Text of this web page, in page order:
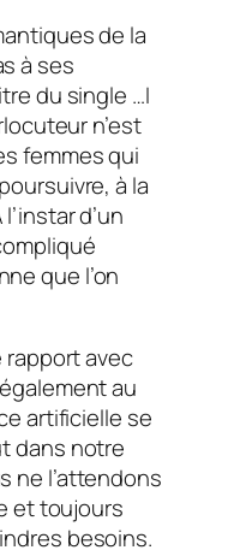
de la
à ses
du single …I
n’est
femmes qui
à la
d’un
que l’on
avec
au
artificielle se
dans notre
ne l’attendons
et toujours
besoins.